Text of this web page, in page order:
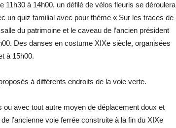
à 14h00, un défilé de vélos fleuris se déroulera
un quiz familial avec pour thème « Sur les traces de
du patrimoine et le caveau de l’ancien président
Des danses en costume XIXe siècle, organisées
à 15h00.
à différents endroits de la voie verte.
avec tout autre moyen de déplacement doux et
l’ancienne voie ferrée construite à la fin du XIXe